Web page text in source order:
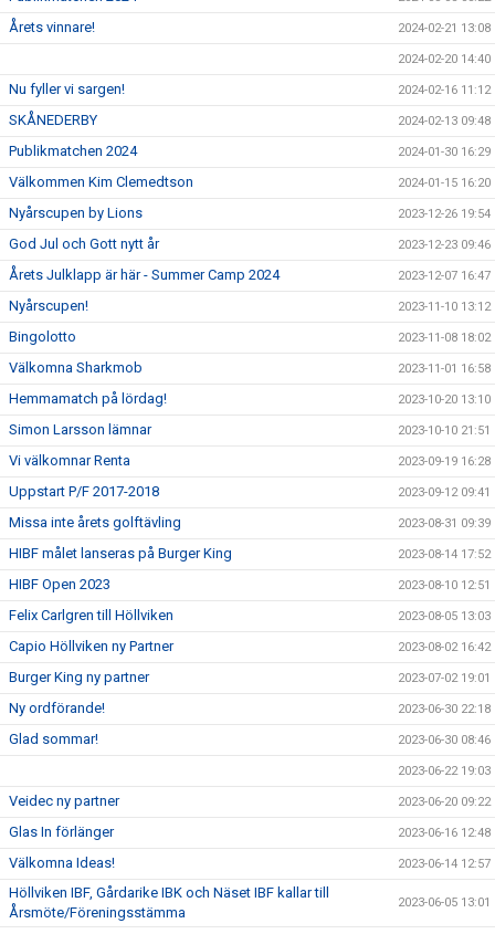
Årets vinnare! 2024-02-21 13:08
2024-02-20 14:40
Nu fyller vi sargen! 2024-02-16 11:12
SKÅNEDERBY 2024-02-13 09:48
Publikmatchen 2024 2024-01-30 16:29
Välkommen Kim Clemedtson 2024-01-15 16:20
Nyårscupen by Lions 2023-12-26 19:54
God Jul och Gott nytt år 2023-12-23 09:46
Årets Julklapp är här - Summer Camp 2024 2023-12-07 16:47
Nyårscupen! 2023-11-10 13:12
Bingolotto 2023-11-08 18:02
Välkomna Sharkmob 2023-11-01 16:58
Hemmamatch på lördag! 2023-10-20 13:10
Simon Larsson lämnar 2023-10-10 21:51
Vi välkomnar Renta 2023-09-19 16:28
Uppstart P/F 2017-2018 2023-09-12 09:41
Missa inte årets golftävling 2023-08-31 09:39
HIBF målet lanseras på Burger King 2023-08-14 17:52
HIBF Open 2023 2023-08-10 12:51
Felix Carlgren till Höllviken 2023-08-05 13:03
Capio Höllviken ny Partner 2023-08-02 16:42
Burger King ny partner 2023-07-02 19:01
Ny ordförande! 2023-06-30 22:18
Glad sommar! 2023-06-30 08:46
2023-06-22 19:03
Veidec ny partner 2023-06-20 09:22
Glas In förlänger 2023-06-16 12:48
Välkomna Ideas! 2023-06-14 12:57
Höllviken IBF, Gårdarike IBK och Näset IBF kallar till
Årsmöte/Föreningsstämma
2023-06-05 13:01